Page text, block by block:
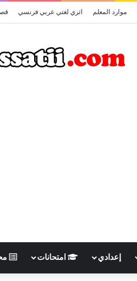
موارد المعلم اثري لغتي عربي فرنسي
إعدادي امتحانات